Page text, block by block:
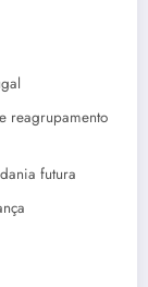
reagrupamento
futura